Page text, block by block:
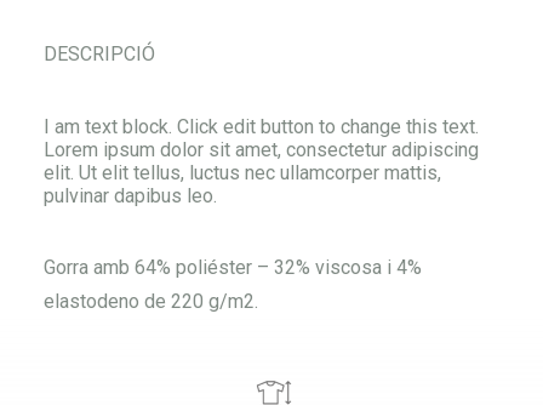
DESCRIPCIÓ
I am text block. Click edit button to change this text.
Lorem ipsum dolor sit amet, consectetur adipiscing
elit. Ut elit tellus, luctus nec ullamcorper mattis,
pulvinar dapibus leo.
Gorra amb 64% poliéster – 32% viscosa i 4%
elastodeno de 220 g/m2.